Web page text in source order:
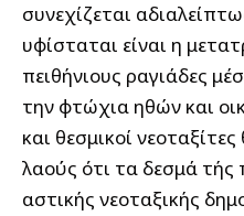
συνεχίζεται
υφίσταται είναι η
πειθήνιους ραγιάδες
την φτώχια ηθών και
και θεσμικοί
λαούς ότι τα δεσμά τής
αστικής νεοταξικής